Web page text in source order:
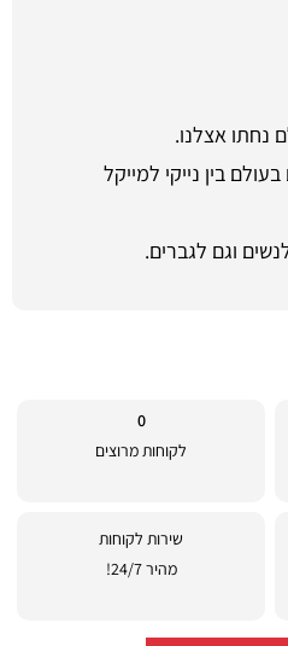
נחתו אצלנו.
בין נייקי למייקל
וגם לגברים.
0
לקוחות מרוצים
שירות לקוחות
מהיר 24/7!